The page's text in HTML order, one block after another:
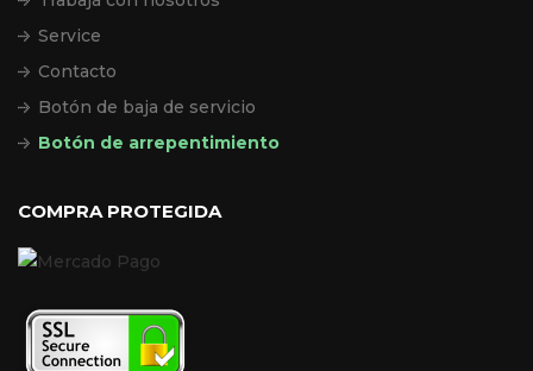
Service
Contacto
Botón de baja de servicio
Botón de arrepentimiento
COMPRA PROTEGIDA